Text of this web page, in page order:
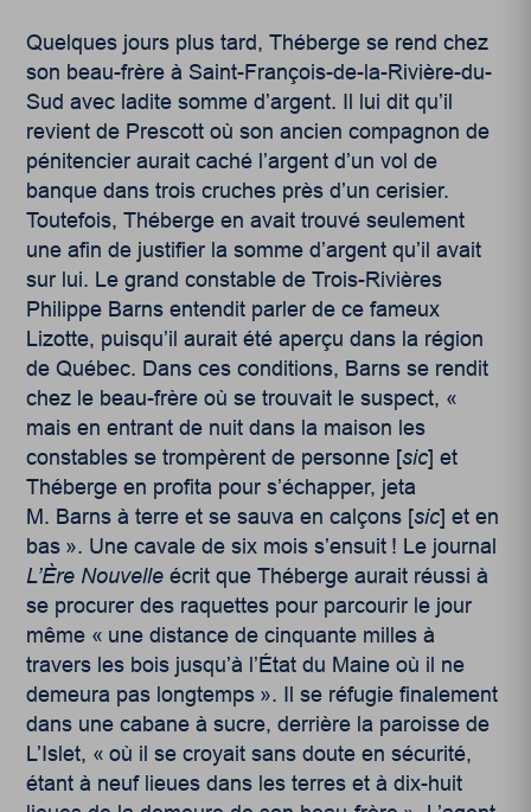
Quelques jours plus tard, Théberge se rend chez
son beau-frère à Saint-François-de-la-Rivière-du-
Sud avec ladite somme d’argent. Il lui dit qu’il
revient de Prescott où son ancien compagnon de
pénitencier aurait caché l’argent d’un vol de
banque dans trois cruches près d’un cerisier.
Toutefois, Théberge en avait trouvé seulement
une afin de justifier la somme d’argent qu’il avait
sur lui. Le grand constable de Trois-Rivières
Philippe Barns entendit parler de ce fameux
Lizotte, puisqu’il aurait été aperçu dans la région
de Québec. Dans ces conditions, Barns se rendit
chez le beau-frère où se trouvait le suspect, «
mais en entrant de nuit dans la maison les
constables se trompèrent de personne [sic] et
Théberge en profita pour s’échapper, jeta
M. Barns à terre et se sauva en calçons [sic] et en
bas ». Une cavale de six mois s’ensuit ! Le journal
L’Ère Nouvelle écrit que Théberge aurait réussi à
se procurer des raquettes pour parcourir le jour
même « une distance de cinquante milles à
travers les bois jusqu’à l’État du Maine où il ne
demeura pas longtemps ». Il se réfugie finalement
dans une cabane à sucre, derrière la paroisse de
L’Islet, « où il se croyait sans doute en sécurité,
étant à neuf lieues dans les terres et à dix-huit